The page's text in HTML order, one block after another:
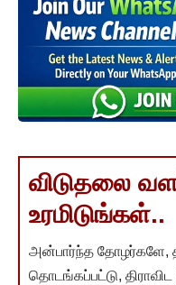
விடுதலை
உரமிடுங்கள்..
அன்பார்ந்த தோழர்களே,
தொடங்கப்பட்டு,